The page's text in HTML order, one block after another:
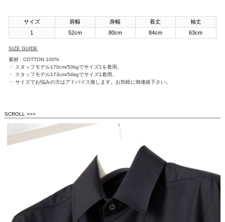
サイズ 肩幅 身幅 着丈
袖丈
1
52cm 80cm 84cm 63cm
SIZE GUIDE
素材 : COTTON 100%
・ スタッフモデル170cm/50kgでサイズ1を着用。
・ スタッフモデル173cm/54kgでサイズ1着用。
・ サイズでお悩みの方はアドバイス致します。お気軽に御連絡下さい。
SCROLL >>>